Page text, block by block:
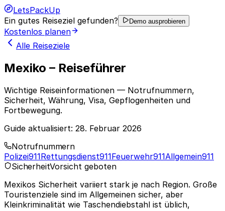
LetsPackUp
Ein gutes Reiseziel gefunden?
Demo ausprobieren
Kostenlos planen
Alle Reiseziele
Mexiko – Reiseführer
Wichtige Reiseinformationen — Notrufnummern,
Sicherheit, Währung, Visa, Gepflogenheiten und
Fortbewegung.
Guide aktualisiert: 28. Februar 2026
Notrufnummern
Polizei911Rettungsdienst911Feuerwehr911Allgemein911
SicherheitVorsicht geboten
Mexikos Sicherheit variiert stark je nach Region. Große
Touristenziele sind im Allgemeinen sicher, aber
Kleinkriminalität wie Taschendiebstahl ist üblich,